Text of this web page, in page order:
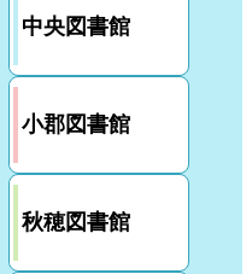
中央図書館
小郡図書館
秋穂図書館